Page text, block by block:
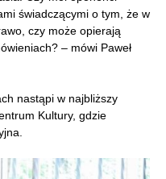
świadczącymi o tym, że w
czy może opierają
– mówi Paweł
nastąpi w najbliższy
Kultury, gdzie